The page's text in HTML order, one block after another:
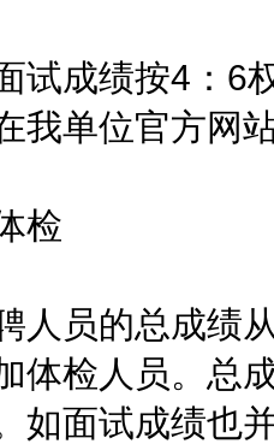
成绩按4：6权
我单位官方网
检
员的总成绩从
体检人员。总
如面试成绩也